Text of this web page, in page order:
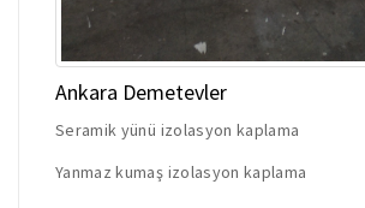
Ankara Demetevler
Seramik yünü izolasyon kaplama
Yanmaz kumaş izolasyon kaplama